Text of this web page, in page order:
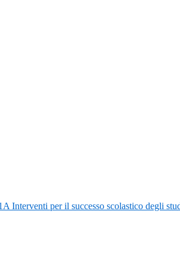
Interventi per il successo scolastico degli